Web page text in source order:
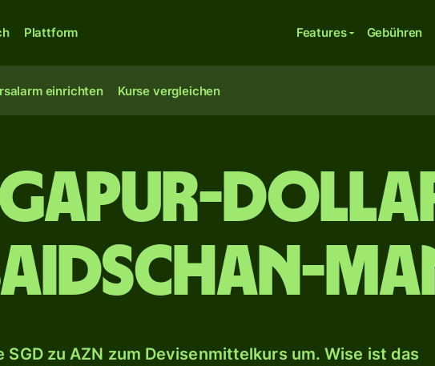
Plattform Features Gebühren
einrichten Kurse vergleichen
SGD zu AZN zum Devisenmittelkurs um. Wise ist das